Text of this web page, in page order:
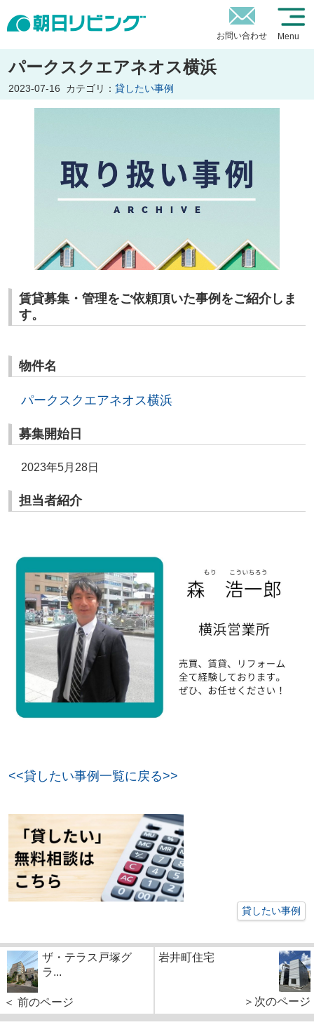
お問い合わせ Menu
パークスクエアネオス横浜
2023-07-16 カテゴリ： 貸したい事例
賃貸募集・管理をご依頼頂いた事例をご紹介しま
す。
物件名
パークスクエアネオス横浜
募集開始日
2023年5月28日
担当者紹介
<<貸したい事例一覧に戻る>>
貸したい事例
ザ・テラス戸塚グ
ラ...
＜ 前のページ
岩井町住宅
＞次のページ